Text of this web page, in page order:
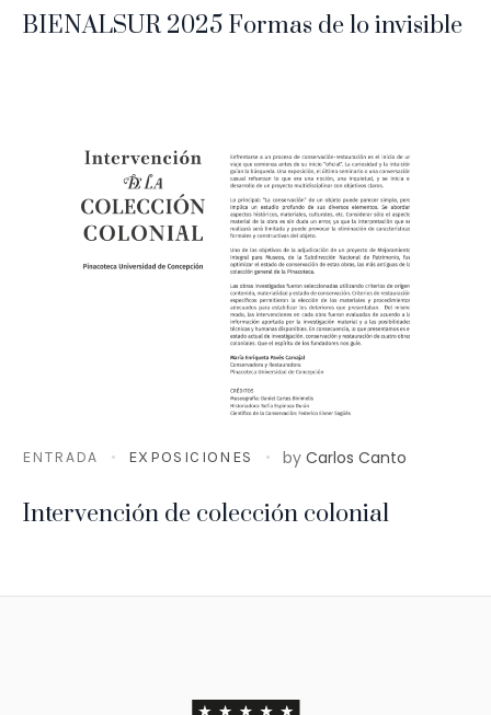
BIENALSUR 2025 Formas de lo invisible
ENTRADA EXPOSICIONES by Carlos Canto
Intervención de colección colonial